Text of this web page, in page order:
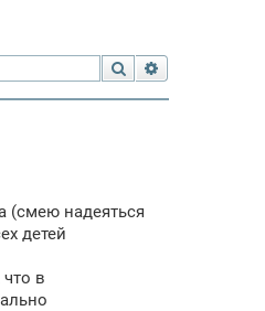
Поиск
(смею надеяться
детей
в